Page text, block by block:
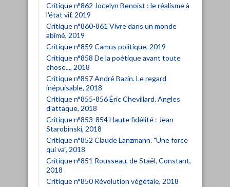
Critique n°862 Jocelyn Benoist : le réalisme à
l'état vif, 2019
Critique n°860-861 Vivre dans un monde
abîmé, 2019
Critique n°859 Camus politique, 2019
Critique n°858 De la poétique avant toute
chose..., 2018
Critique n°857 André Bazin. Le regard
inépuisable, 2018
Critique n°855-856 Éric Chevillard. Angles
d'attaque, 2018
Critique n°853-854 Haute fidélité : Jean
Starobinski, 2018
Critique n°852 Claude Lanzmann. "Une force
qui va", 2018
Critique n°851 Rousseau, de Staël, Constant,
2018
Critique n°850 Révolution végétale, 2018